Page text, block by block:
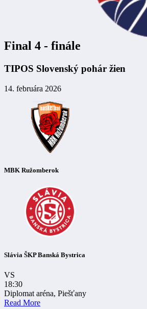
Final 4 - finále
TIPOS Slovenský pohár žien
14. februára 2026
MBK Ružomberok
Slávia ŠKP Banská Bystrica
VS
18:30
Diplomat aréna, Piešťany
Read More